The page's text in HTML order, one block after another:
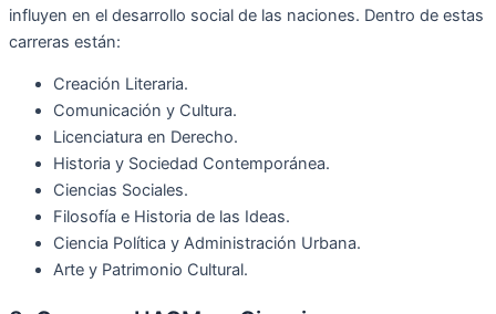
influyen en el desarrollo social de las naciones. Dentro de estas
carreras están:
Creación Literaria.
Comunicación y Cultura.
Licenciatura en Derecho.
Historia y Sociedad Contemporánea.
Ciencias Sociales.
Filosofía e Historia de las Ideas.
Ciencia Política y Administración Urbana.
Arte y Patrimonio Cultural.